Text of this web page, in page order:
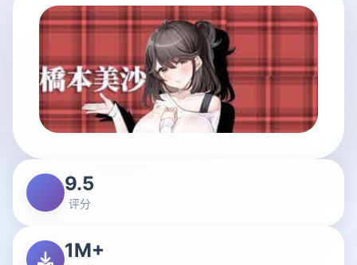
9.5
评分
1M+